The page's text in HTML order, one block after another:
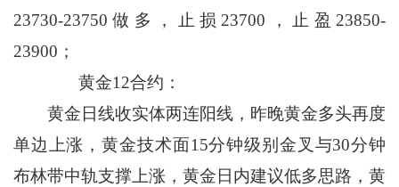
23730-23750做多，止损23700，止盈23850-
23900；
黄金12合约：
黄金日线收实体两连阳线，昨晚黄金多头再度
单边上涨，黄金技术面15分钟级别金叉与30分钟
布林带中轨支撑上涨，黄金日内建议低多思路，黄